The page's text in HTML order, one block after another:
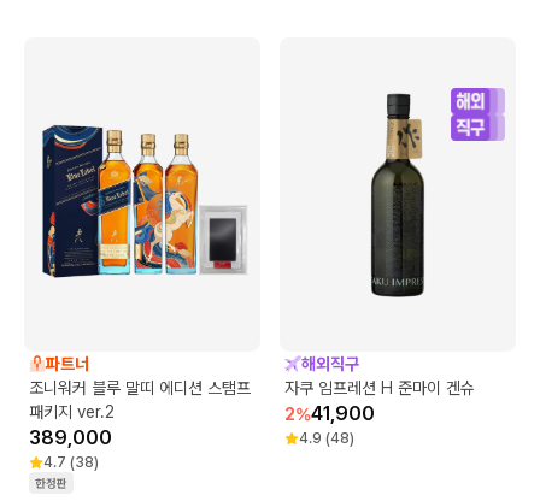
파트너
조니워커 블루 말띠 에디션 스탬프
패키지 ver.2
389,000
4.7 (38)
한정판
해외직구
자쿠 임프레션 H 준마이 겐슈
2%41,900
4.9 (48)